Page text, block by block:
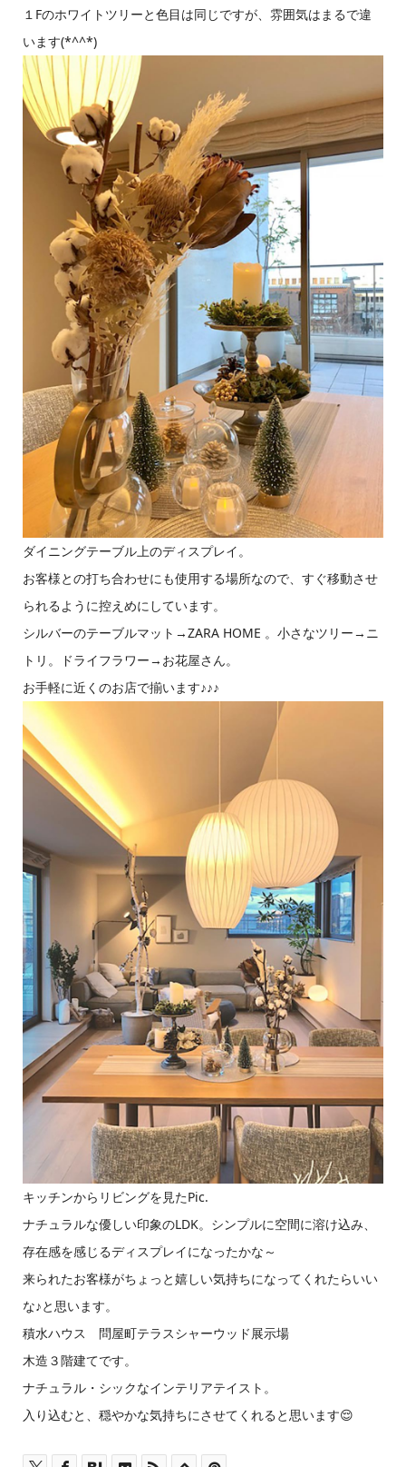
１Fのホワイトツリーと色目は同じですが、雰囲気はまるで違
います(*^^*)
ダイニングテーブル上のディスプレイ。
お客様との打ち合わせにも使用する場所なので、すぐ移動させ
られるように控えめにしています。
シルバーのテーブルマット→ZARA HOME 。小さなツリー→ニ
トリ。ドライフラワー→お花屋さん。
お手軽に近くのお店で揃います♪♪♪
キッチンからリビングを見たPic.
ナチュラルな優しい印象のLDK。シンプルに空間に溶け込み、
存在感を感じるディスプレイになったかな～
来られたお客様がちょっと嬉しい気持ちになってくれたらいい
な♪と思います。
積水ハウス 問屋町テラスシャーウッド展示場
木造３階建てです。
ナチュラル・シックなインテリアテイスト。
入り込むと、穏やかな気持ちにさせてくれると思います😌